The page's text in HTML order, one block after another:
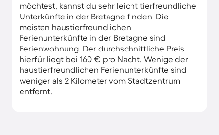
möchtest, kannst du sehr leicht tierfreundliche
Unterkünfte in der Bretagne finden. Die
meisten haustierfreundlichen
Ferienunterkünfte in der Bretagne sind
Ferienwohnung. Der durchschnittliche Preis
hierfür liegt bei 160 € pro Nacht. Wenige der
haustierfreundlichen Ferienunterkünfte sind
weniger als 2 Kilometer vom Stadtzentrum
entfernt.